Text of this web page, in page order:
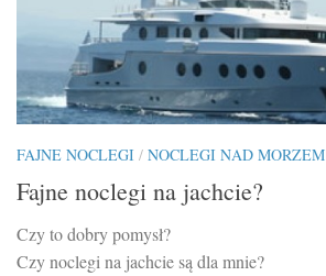
FAJNE NOCLEGI / NOCLEGI NAD MORZEM
Fajne noclegi na jachcie?
Czy to dobry pomysł?
Czy noclegi na jachcie są dla mnie?